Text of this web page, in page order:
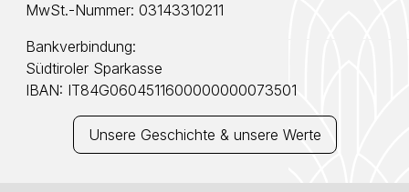
MwSt.-Nummer: 03143310211
Bankverbindung:
Südtiroler Sparkasse
IBAN: IT84G0604511600000000073501
Unsere Geschichte & unsere Werte